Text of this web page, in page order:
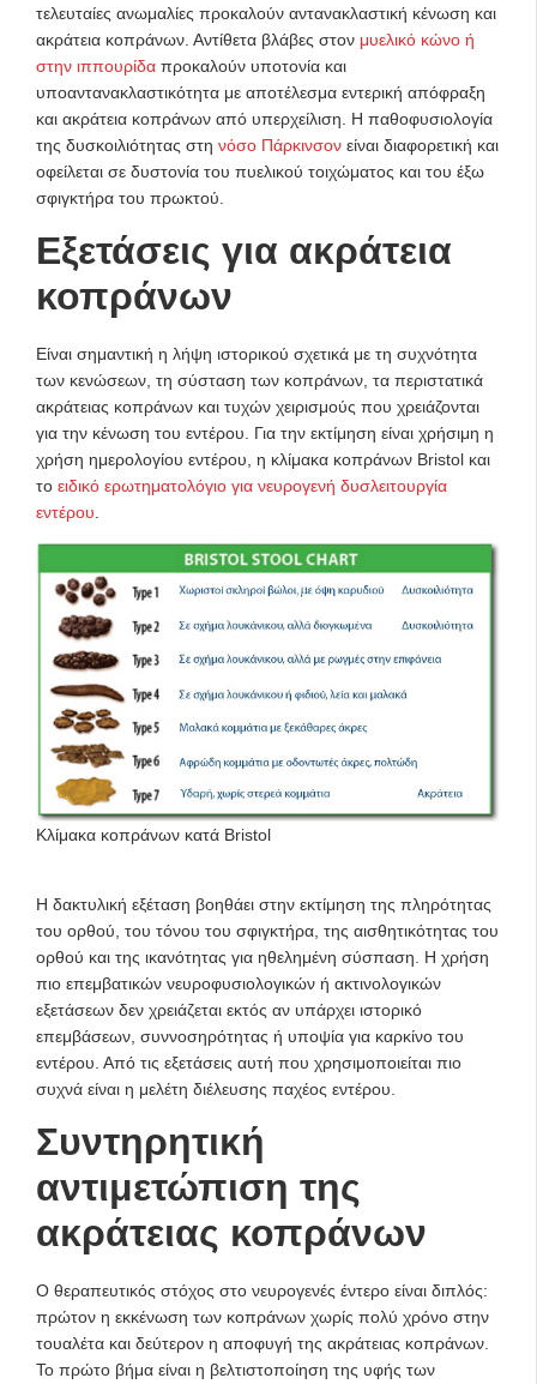
τελευταίες ανωμαλίες προκαλούν αντανακλαστική κένωση και
ακράτεια κοπράνων. Αντίθετα βλάβες στον μυελικό κώνο ή
στην ιππουρίδα προκαλούν υποτονία και
υποαντανακλαστικότητα με αποτέλεσμα εντερική απόφραξη
και ακράτεια κοπράνων από υπερχείλιση. Η παθοφυσιολογία
της δυσκοιλιότητας στη νόσο Πάρκινσον είναι διαφορετική και
οφείλεται σε δυστονία του πυελικού τοιχώματος και του έξω
σφιγκτήρα του πρωκτού.
Εξετάσεις για ακράτεια
κοπράνων
Είναι σημαντική η λήψη ιστορικού σχετικά με τη συχνότητα
των κενώσεων, τη σύσταση των κοπράνων, τα περιστατικά
ακράτειας κοπράνων και τυχών χειρισμούς που χρειάζονται
για την κένωση του εντέρου. Για την εκτίμηση είναι χρήσιμη η
χρήση ημερολογίου εντέρου, η κλίμακα κοπράνων Bristol και
το ειδικό ερωτηματολόγιο για νευρογενή δυσλειτουργία
εντέρου
Κλίμακα κοπράνων κατά Bristol
Η δακτυλική εξέταση βοηθάει στην εκτίμηση της πληρότητας
του ορθού, του τόνου του σφιγκτήρα, της αισθητικότητας του
ορθού και της ικανότητας για ηθελημένη σύσπαση. Η χρήση
πιο επεμβατικών νευροφυσιολογικών ή ακτινολογικών
εξετάσεων δεν χρειάζεται εκτός αν υπάρχει ιστορικό
επεμβάσεων, συννοσηρότητας ή υποψία για καρκίνο του
εντέρου. Από τις εξετάσεις αυτή που χρησιμοποιείται πιο
συχνά είναι η μελέτη διέλευσης παχέος εντέρου.
Συντηρητική
αντιμετώπιση της
ακράτειας κοπράνων
Ο θεραπευτικός στόχος στο νευρογενές έντερο είναι διπλός:
πρώτον η εκκένωση των κοπράνων χωρίς πολύ χρόνο στην
τουαλέτα και δεύτερον η αποφυγή της ακράτειας κοπράνων.
Το πρώτο βήμα είναι η βελτιστοποίηση της υφής των